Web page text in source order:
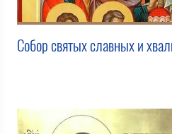
Собор святых славных и